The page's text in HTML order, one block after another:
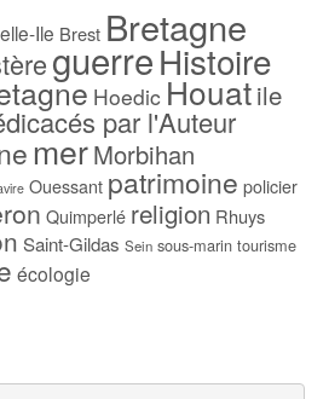
Ile Brest Bretagne
guerreHistoire
Hoedic Houatile
par l'Auteur
merMorbihan
Ouessant patrimoine policier
Quimperlé religion Rhuys
Saint-Gildas Sein sous-marin tourisme
écologie